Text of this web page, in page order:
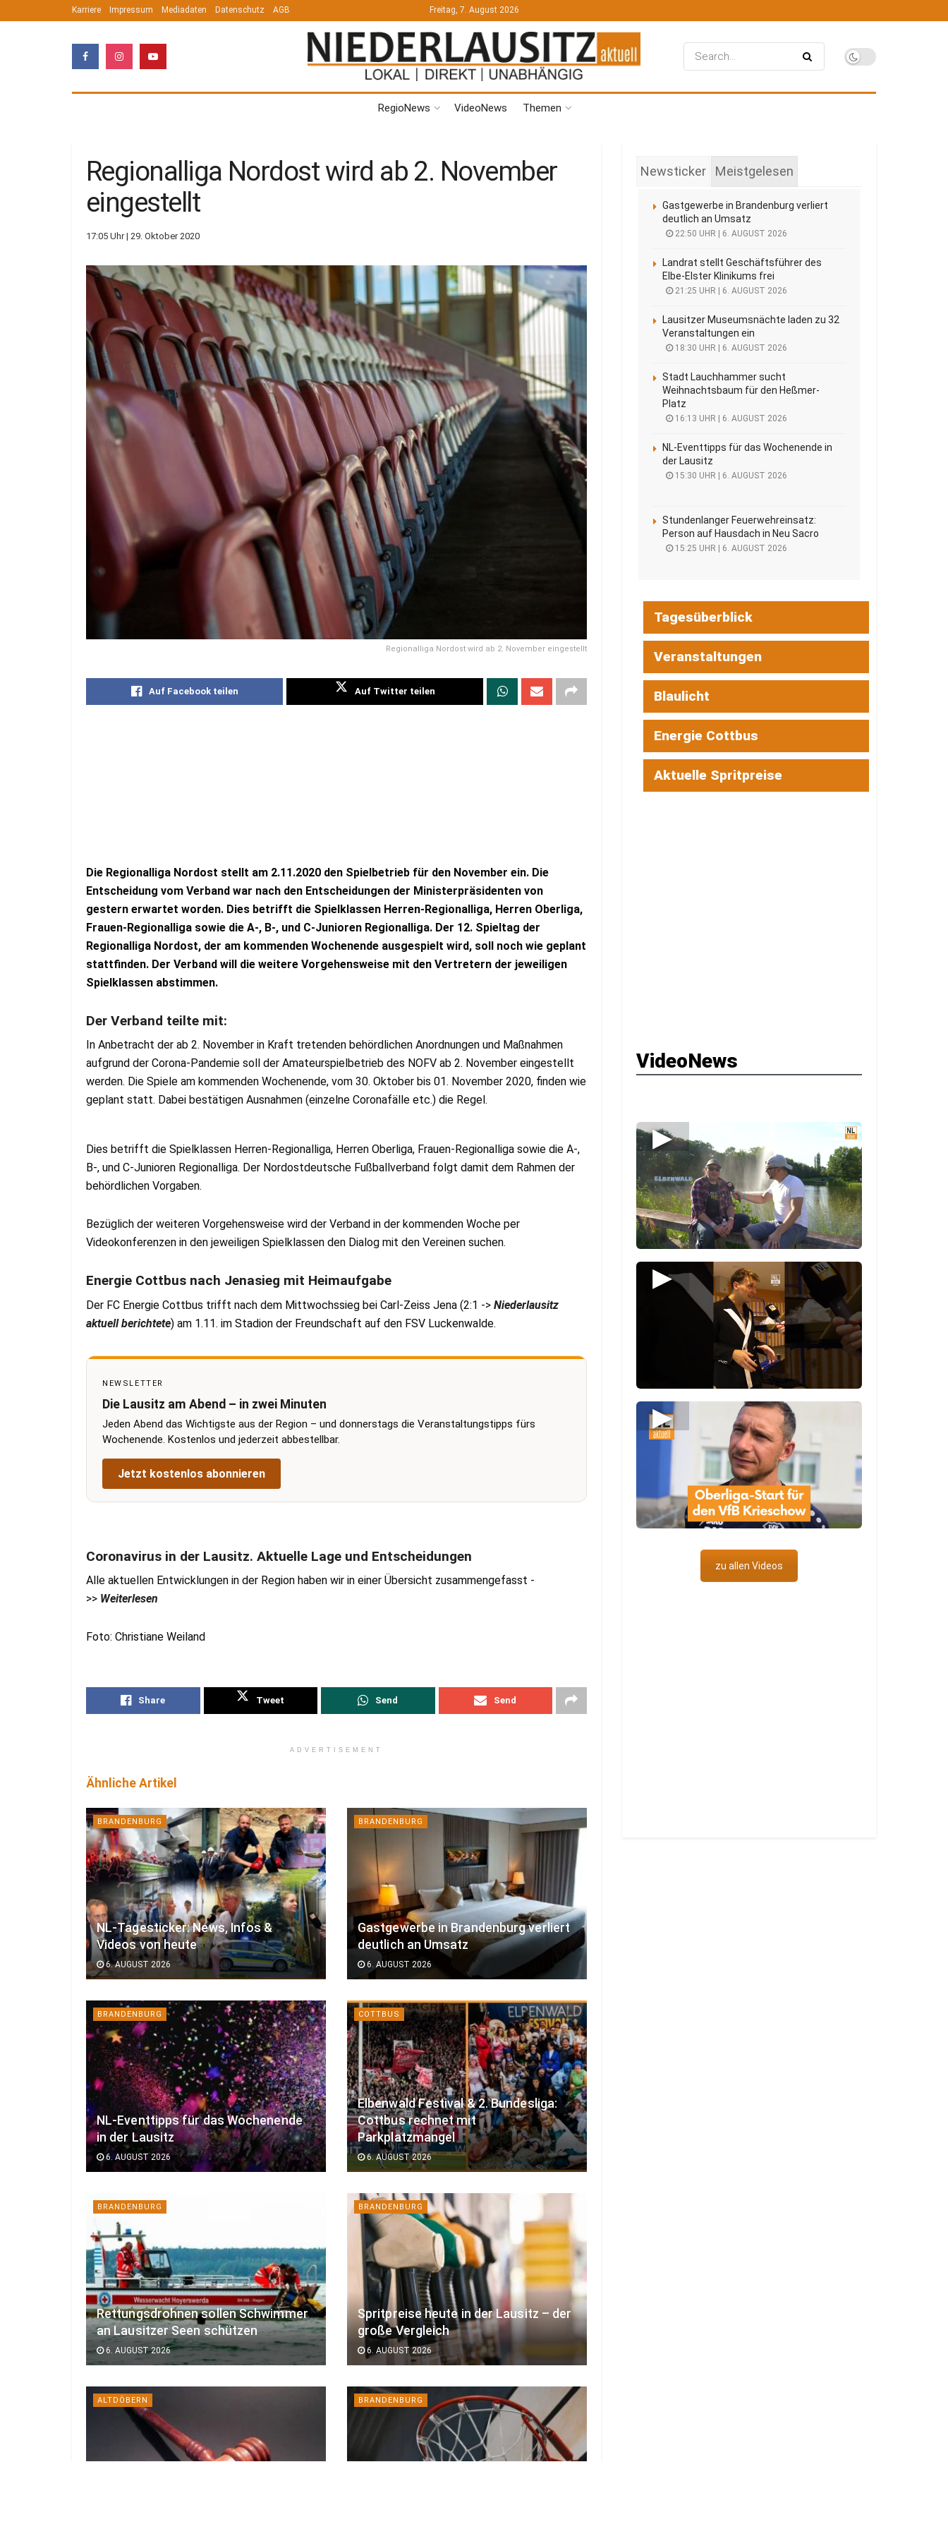
Karriere Impressum Mediadaten Datenschutz AGB Freitag, 7. August 2026
RegioNews VideoNews Themen
Regionalliga Nordost wird ab 2. November
eingestellt
17:05 Uhr | 29. Oktober 2020
Regionalliga Nordost wird ab 2. November eingestellt
Auf Facebook teilen Auf Twitter teilen
Die Regionalliga Nordost stellt am 2.11.2020 den Spielbetrieb für den November ein. Die
Entscheidung vom Verband war nach den Entscheidungen der Ministerpräsidenten von
gestern erwartet worden. Dies betrifft die Spielklassen Herren-Regionalliga, Herren Oberliga,
Frauen-Regionalliga sowie die A-, B-, und C-Junioren Regionalliga. Der 12. Spieltag der
Regionalliga Nordost, der am kommenden Wochenende ausgespielt wird, soll noch wie geplant
stattfinden. Der Verband will die weitere Vorgehensweise mit den Vertretern der jeweiligen
Spielklassen abstimmen.
Der Verband teilte mit:
In Anbetracht der ab 2. November in Kraft tretenden behördlichen Anordnungen und Maßnahmen
aufgrund der Corona-Pandemie soll der Amateurspielbetrieb des NOFV ab 2. November eingestellt
werden. Die Spiele am kommenden Wochenende, vom 30. Oktober bis 01. November 2020, finden wie
geplant statt. Dabei bestätigen Ausnahmen (einzelne Coronafälle etc.) die Regel.
Dies betrifft die Spielklassen Herren-Regionalliga, Herren Oberliga, Frauen-Regionalliga sowie die A-,
B-, und C-Junioren Regionalliga. Der Nordostdeutsche Fußballverband folgt damit dem Rahmen der
behördlichen Vorgaben.
Bezüglich der weiteren Vorgehensweise wird der Verband in der kommenden Woche per
Videokonferenzen in den jeweiligen Spielklassen den Dialog mit den Vereinen suchen.
Energie Cottbus nach Jenasieg mit Heimaufgabe
Der FC Energie Cottbus trifft nach dem Mittwochssieg bei Carl-Zeiss Jena (2:1 -> Niederlausitz
aktuell berichtete) am 1.11. im Stadion der Freundschaft auf den FSV Luckenwalde.
NEWSLETTER
Die Lausitz am Abend – in zwei Minuten
Jeden Abend das Wichtigste aus der Region – und donnerstags die Veranstaltungstipps fürs
Wochenende. Kostenlos und jederzeit abbestellbar.
Jetzt kostenlos abonnieren
Coronavirus in der Lausitz. Aktuelle Lage und Entscheidungen
Alle aktuellen Entwicklungen in der Region haben wir in einer Übersicht zusammengefasst -
>> Weiterlesen
Foto: Christiane Weiland
Share Tweet Send Send
ADVERTISEMENT
Ähnliche Artikel
BRANDENBURG
NL-Tagesticker: News, Infos &
Videos von heute
6. AUGUST 2026
BRANDENBURG
Gastgewerbe in Brandenburg verliert
deutlich an Umsatz
6. AUGUST 2026
BRANDENBURG
NL-Eventtipps für das Wochenende
in der Lausitz
6. AUGUST 2026
COTTBUS
Elbenwald Festival & 2. Bundesliga:
Cottbus rechnet mit
Parkplatzmangel
6. AUGUST 2026
BRANDENBURG
Rettungsdrohnen sollen Schwimmer
an Lausitzer Seen schützen
6. AUGUST 2026
BRANDENBURG
Spritpreise heute in der Lausitz – der
große Vergleich
6. AUGUST 2026
ALTDÖBERN BRANDENBURG
Newsticker Meistgelesen
Gastgewerbe in Brandenburg verliert
deutlich an Umsatz
22:50 UHR | 6. AUGUST 2026
Landrat stellt Geschäftsführer des
Elbe-Elster Klinikums frei
21:25 UHR | 6. AUGUST 2026
Lausitzer Museumsnächte laden zu 32
Veranstaltungen ein
18:30 UHR | 6. AUGUST 2026
Stadt Lauchhammer sucht
Weihnachtsbaum für den Heßmer-
Platz
16:13 UHR | 6. AUGUST 2026
NL-Eventtipps für das Wochenende in
der Lausitz
15:30 UHR | 6. AUGUST 2026
Stundenlanger Feuerwehreinsatz:
Person auf Hausdach in Neu Sacro
15:25 UHR | 6. AUGUST 2026
Tagesüberblick
Veranstaltungen
Blaulicht
Energie Cottbus
Aktuelle Spritpreise
VideoNews
▶
▶
▶
zu allen Videos